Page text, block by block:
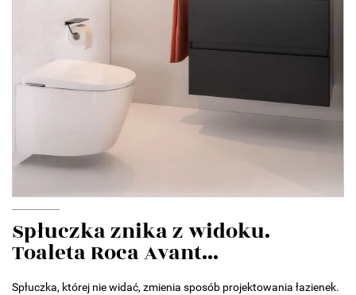
Spłuczka znika z widoku.
Toaleta Roca Avant...
Spłuczka, której nie widać, zmienia sposób projektowania łazienek.